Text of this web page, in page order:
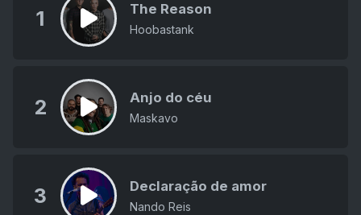
1 The Reason
Hoobastank
2 Anjo do céu
Maskavo
3 Declaração de amor
Nando Reis